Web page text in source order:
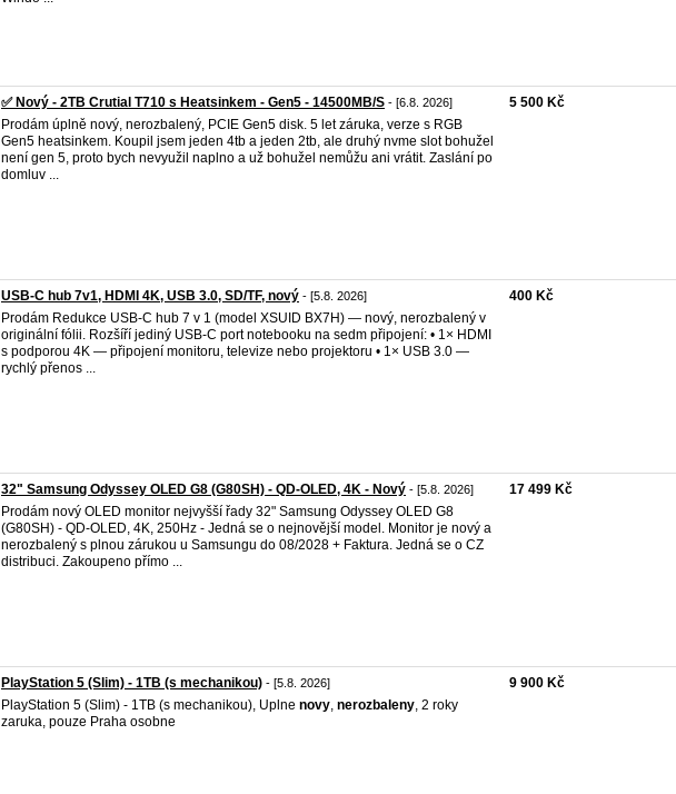
✅ Nový - 2TB Crutial T710 s Heatsinkem - Gen5 - 14500MB/S - [6.8. 2026]
Prodám úplně nový, nerozbalený, PCIE Gen5 disk. 5 let záruka, verze s RGB
Gen5 heatsinkem. Koupil jsem jeden 4tb a jeden 2tb, ale druhý nvme slot bohužel
není gen 5, proto bych nevyužil naplno a už bohužel nemůžu ani vrátit. Zaslání po
domluv ...
5 500 Kč
USB-C hub 7v1, HDMI 4K, USB 3.0, SD/TF, nový - [5.8. 2026]
Prodám Redukce USB-C hub 7 v 1 (model XSUID BX7H) — nový, nerozbalený v
originální fólii. Rozšíří jediný USB-C port notebooku na sedm připojení: • 1× HDMI
s podporou 4K — připojení monitoru, televize nebo projektoru • 1× USB 3.0 —
rychlý přenos ...
400 Kč
32" Samsung Odyssey OLED G8 (G80SH) - QD-OLED, 4K - Nový - [5.8. 2026]
Prodám nový OLED monitor nejvyšší řady 32" Samsung Odyssey OLED G8
(G80SH) - QD-OLED, 4K, 250Hz - Jedná se o nejnovější model. Monitor je nový a
nerozbalený s plnou zárukou u Samsungu do 08/2028 + Faktura. Jedná se o CZ
distribuci. Zakoupeno přímo ...
17 499 Kč
PlayStation 5 (Slim) - 1TB (s mechanikou) - [5.8. 2026]
PlayStation 5 (Slim) - 1TB (s mechanikou), Uplne novy, nerozbaleny, 2 roky
zaruka, pouze Praha osobne
9 900 Kč